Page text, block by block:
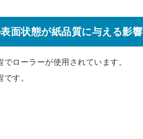
面状態が紙品質に与える影響
ローラーが使用されています。
す。